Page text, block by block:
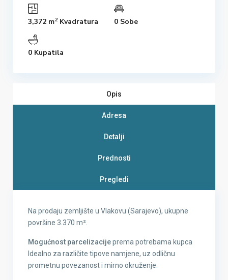
3,372 m2Kvadratura 0 Sobe
0 Kupatila
Opis
Adresa
Detalji
Prednosti
Pregledi
Na prodaju zemljište u Vlakovu (Sarajevo), ukupne
površine 3.370 m².
Mogućnost parcelizacijeprema potrebama kupca
Idealno za različite tipove namjene, uz odličnu
prometnu povezanost i mirno okruženje.